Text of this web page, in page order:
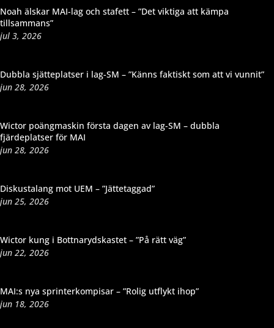
Noah älskar MAI-lag och stafett – ”Det viktiga att kämpa
tillsammans”
jul 3, 2026
Dubbla sjätteplatser i lag-SM – ”Känns faktiskt som att vi vunnit”
jun 28, 2026
Wictor poängmaskin första dagen av lag-SM – dubbla
fjärdeplatser för MAI
jun 28, 2026
Diskustalang mot UEM – ”Jättetaggad”
jun 25, 2026
Wictor kung i Bottnarydskastet – ”På rätt väg”
jun 22, 2026
MAI:s nya sprinterkompisar – ”Rolig utflykt ihop”
jun 18, 2026